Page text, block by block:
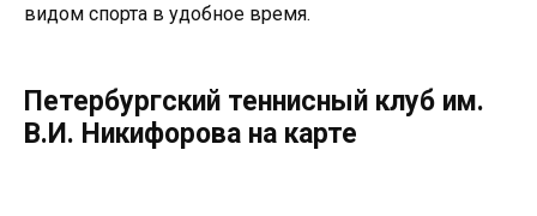
видом спорта в удобное время.
Петербургский теннисный клуб им.
В.И. Никифорова на карте